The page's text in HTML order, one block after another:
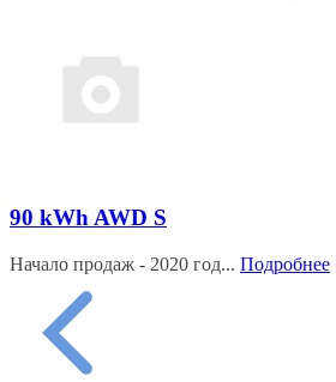
90 kWh AWD S
Начало продаж - 2020 год... Подробнее